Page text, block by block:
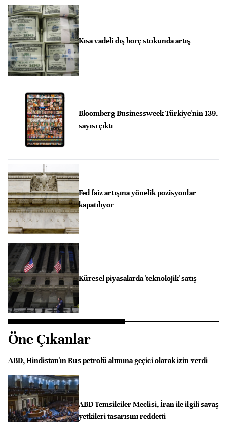
Kısa vadeli dış borç stokunda artış
Bloomberg Businessweek Türkiye'nin 139.
sayısı çıktı
Fed faiz artışına yönelik pozisyonlar
kapatılıyor
Küresel piyasalarda 'teknolojik' satış
Öne Çıkanlar
ABD, Hindistan'ın Rus petrolü alımına geçici olarak izin verdi
ABD Temsilciler Meclisi, İran ile ilgili savaş
yetkileri tasarısını reddetti